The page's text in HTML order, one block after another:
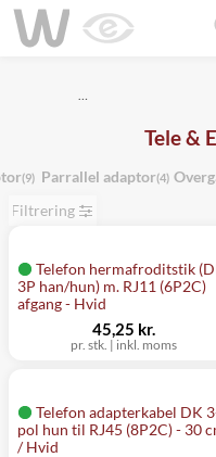
…
Tele &
(9) Parrallel adaptor(4)
Filtrering
Telefon hermafroditstik
3P han/hun) m. RJ11 (6P2C)
afgang - Hvid
pr. stk. | inkl. moms
45,25 kr.
Telefon adapterkabel DK
pol hun til RJ45 (8P2C) - 30
/ Hvid
Mangler chatten?
Ret samtykke!